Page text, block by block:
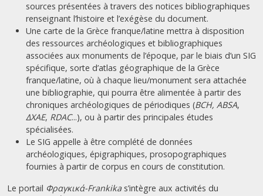
sources présentées à travers des notices bibliographiques
renseignant l’histoire et l’exégèse du document.
Une carte de la Grèce franque/latine mettra à disposition
des ressources archéologiques et bibliographiques
associées aux monuments de l’époque, par le biais d’un SIG
spécifique, sorte d’atlas géographique de la Grèce
franque/latine, où à chaque lieu/monument sera attachée
une bibliographie, qui pourra être alimentée à partir des
chroniques archéologiques de périodiques (BCH, ABSA,
ΔΧΑΕ, RDAC...), ou à partir des principales études
spécialisées.
Le SIG appelle à être complété de données
archéologiques, épigraphiques, prosopographiques
fournies à partir de corpus en cours de constitution.
Le portail Φραγκικά-Frankikas’intègre aux activités du